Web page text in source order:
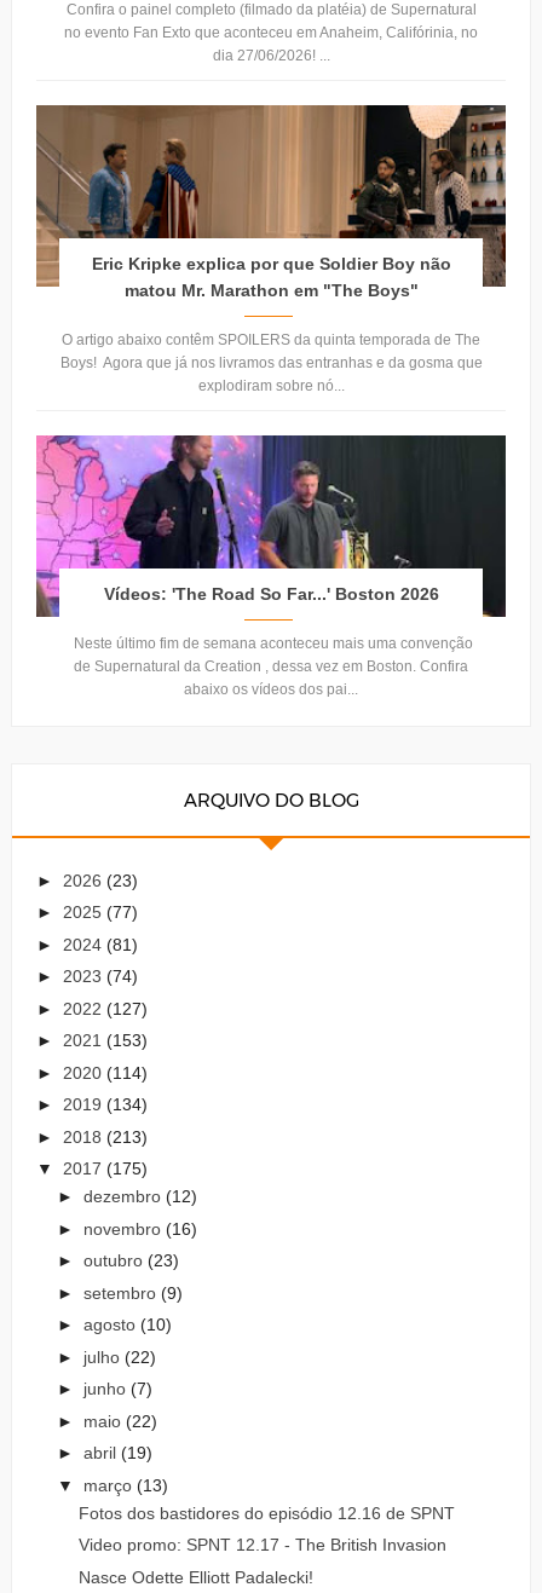
Confira o painel completo (filmado da platéia) de Supernatural
no evento Fan Exto que aconteceu em Anaheim, Califórinia, no
dia 27/06/2026! ...
Eric Kripke explica por que Soldier Boy não
matou Mr. Marathon em "The Boys"
O artigo abaixo contêm SPOILERS da quinta temporada de The
Boys! Agora que já nos livramos das entranhas e da gosma que
explodiram sobre nó...
Vídeos: 'The Road So Far...' Boston 2026
Neste último fim de semana aconteceu mais uma convenção
de Supernatural da Creation , dessa vez em Boston. Confira
abaixo os vídeos dos pai...
ARQUIVO DO BLOG
► 2026 (23)
► 2025 (77)
► 2024 (81)
► 2023 (74)
► 2022 (127)
► 2021 (153)
► 2020 (114)
► 2019 (134)
► 2018 (213)
▼ 2017 (175)
► dezembro (12)
► novembro (16)
► outubro (23)
► setembro (9)
► agosto (10)
► julho (22)
► junho (7)
► maio (22)
► abril (19)
▼ março (13)
Fotos dos bastidores do episódio 12.16 de SPNT
Video promo: SPNT 12.17 - The British Invasion
Nasce Odette Elliott Padalecki!